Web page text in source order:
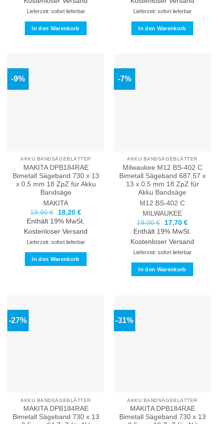
Lieferzeit: sofort lieferbar
In den Warenkorb
Lieferzeit: sofort lieferbar
In den Warenkorb
-9%
AKKU BANDSÄGEBLÄTTER
MAKITA DPB184RAE
Bimetall Sägeband 730 x 13
x 0,5 mm 18 ZpZ für Akku
Bandsäge
MAKITA
19,90€
Ursprünglicher
Preis
war:
19,90 €
18,20 €Aktueller
Preis
ist:
18,20 €.
Enthält 19% MwSt.
Kostenloser Versand
Lieferzeit: sofort lieferbar
In den Warenkorb
-7%
AKKU BANDSÄGEBLÄTTER
Milwaukee M12 BS-402 C
Bimetall Sägeband 687,57 x
13 x 0,5 mm 18 ZpZ für
Akku Bandsäge
M12 BS-402 C
MILWAUKEE
19,00€
Ursprünglicher
Preis
war:
19,00 €
17,70 €Aktueller
Preis
ist:
17,70 €.
Enthält 19% MwSt.
Kostenloser Versand
Lieferzeit: sofort lieferbar
In den Warenkorb
-27%
AKKU BANDSÄGEBLÄTTER
MAKITA DPB184RAE
Bimetall Sägeband 730 x 13
-31%
AKKU BANDSÄGEBLÄTTER
MAKITA DPB184RAE
Bimetall Sägeband 730 x 13